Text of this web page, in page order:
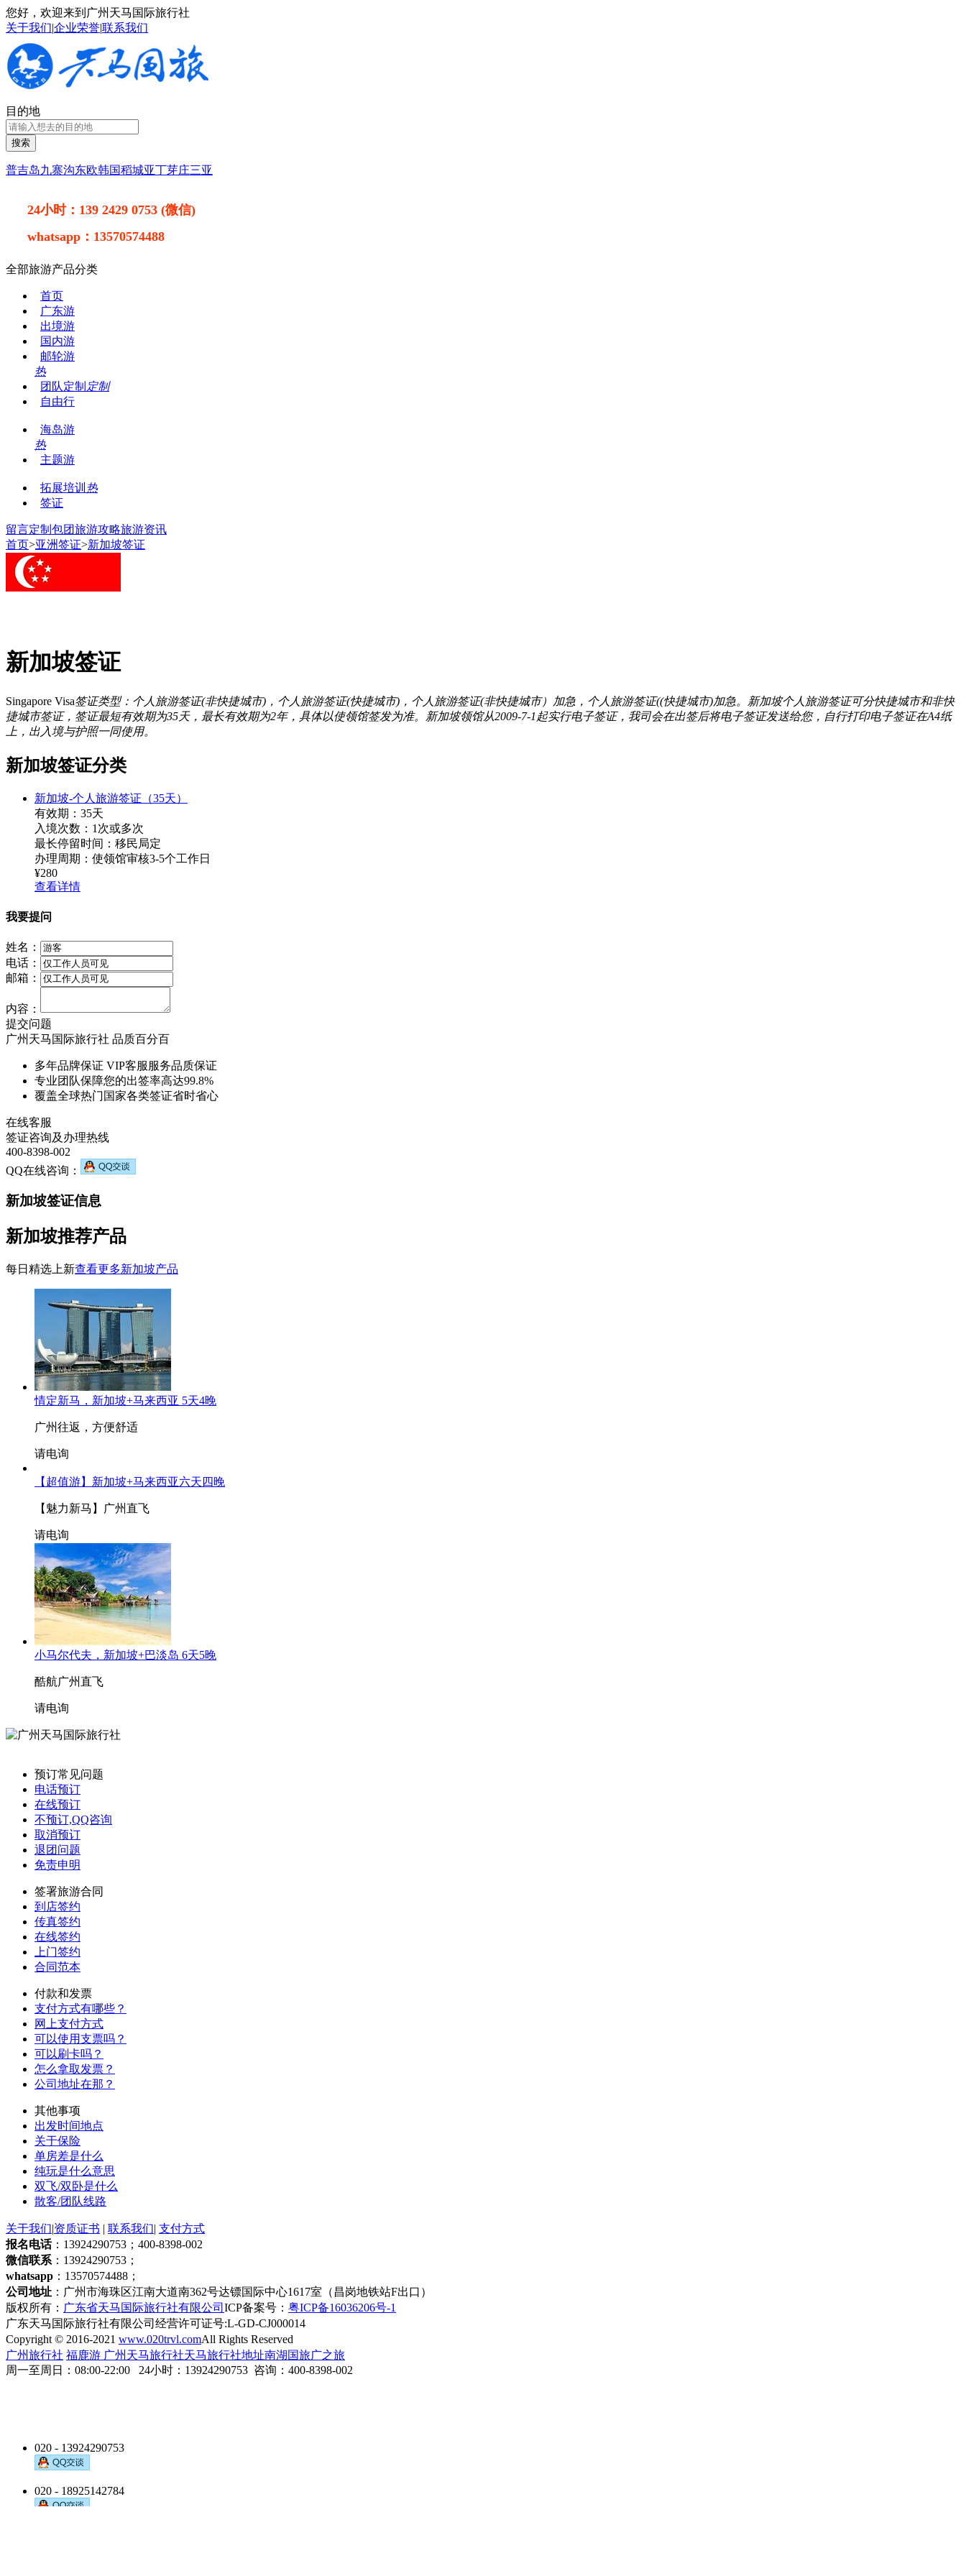
您好，欢迎来到广州天马国际旅行社
关于我们|企业荣誉|联系我们
目的地
搜索
普吉岛九寨沟东欧韩国稻城亚丁芽庄三亚
24小时： 139 2429 0753 (微信)
whatsapp： 13570574488
全部旅游产品分类
首页
广东游
出境游
国内游
邮轮游
热
团队定制 定制
自由行
海岛游
热
主题游
拓展培训 热
签证
留言定制包团旅游攻略旅游资讯
首页>亚洲签证>新加坡签证
新加坡签证
Singapore Visa签证类型：个人旅游签证(非快捷城市)，个人旅游签证(快捷城市)，个人旅游签证(非快捷城市）加急，个人旅游签证((快捷城市)加急。新加坡个人旅游签证可分快捷城市和非快
捷城市签证，签证最短有效期为35天，最长有效期为2年，具体以使领馆签发为准。新加坡领馆从2009-7-1起实行电子签证，我司会在出签后将电子签证发送给您，自行打印电子签证在A4纸
上，出入境与护照一同使用。
新加坡签证分类
新加坡-个人旅游签证（35天）
有效期：35天
入境次数：1次或多次
最长停留时间：移民局定
办理周期：使领馆审核3-5个工作日
¥280
查看详情
我要提问
姓名：
电话：
邮箱：
内容：
提交问题
广州天马国际旅行社 品质百分百
多年品牌保证 VIP客服服务品质保证
专业团队保障您的出签率高达99.8%
覆盖全球热门国家各类签证省时省心
在线客服
签证咨询及办理热线
400-8398-002
QQ在线咨询：
新加坡签证信息
新加坡推荐产品
每日精选上新查看更多新加坡产品
情定新马，新加坡+马来西亚 5天4晚
广州往返，方便舒适
请电询
【超值游】新加坡+马来西亚六天四晚
【魅力新马】广州直飞
请电询
小马尔代夫，新加坡+巴淡岛 6天5晚
酷航广州直飞
请电询
预订常见问题
电话预订
在线预订
不预订,QQ咨询
取消预订
退团问题
免责申明
签署旅游合同
到店签约
传真签约
在线签约
上门签约
合同范本
付款和发票
支付方式有哪些？
网上支付方式
可以使用支票吗？
可以刷卡吗？
怎么拿取发票？
公司地址在那？
其他事项
出发时间地点
关于保险
单房差是什么
纯玩是什么意思
双飞/双卧是什么
散客/团队线路
关于我们|资质证书 | 联系我们| 支付方式
报名电话：13924290753；400-8398-002
微信联系 ：13924290753；
whatsapp ：13570574488；
公司地址 ：广州市海珠区江南大道南362号达镖国际中心1617室（昌岗地铁站F出口）
版权所有： 广东省天马国际旅行社有限公司 ICP备案号： 粤ICP备16036206号-1
广东天马国际旅行社有限公司经营许可证号:L-GD-CJ000014
Copyright © 2016-2021 www.020trvl.comAll Rights Reserved
广州旅行社 福鹿游 广州天马旅行社天马旅行社地址南湖国旅广之旅
周一至周日：08:00-22:00 24小时： 13924290753 咨询：400-8398-002
020 - 13924290753
020 - 18925142784